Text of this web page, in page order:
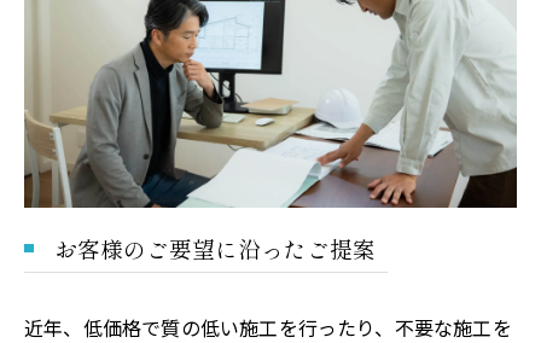
お客様のご要望に沿ったご提案
近年、低価格で質の低い施工を行ったり、不要な施工を